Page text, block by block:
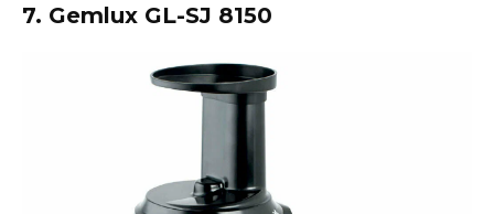
7. Gemlux GL-SJ 8150